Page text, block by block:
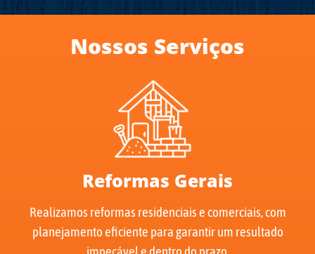
Nossos Serviços
Reformas Gerais
Realizamos reformas residenciais e comerciais, com
planejamento eficiente para garantir um resultado
impecável e dentro do prazo.